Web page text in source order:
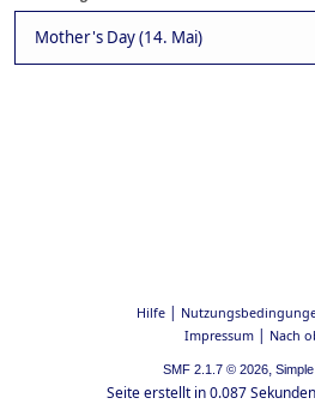
Mother's Day (14. Mai)
Hilfe|
Impressum| Nach
SMF 2.1.7 © 2026,
Seite erstellt in 0.087